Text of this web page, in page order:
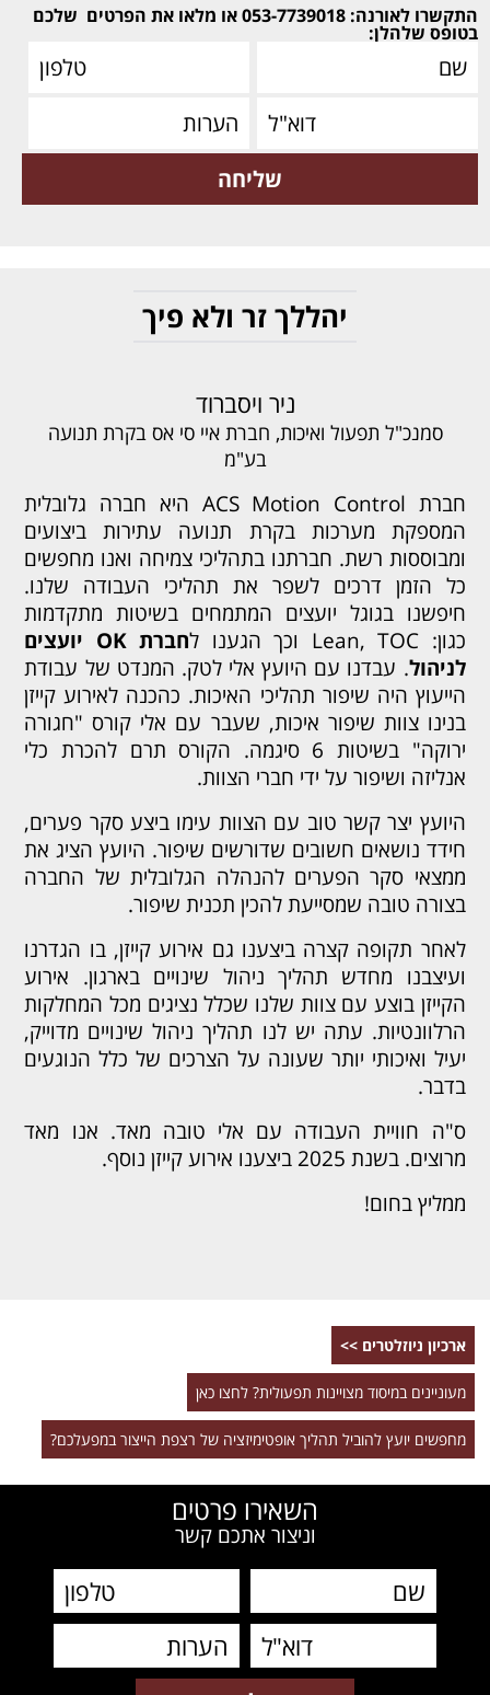
התקשרו לאורנה: 053-7739018 או מלאו את הפרטים שלכם
בטופס שלהלן:
יהללך זר ולא פיך
ניר ויסברוד
סמנכ"ל תפעול ואיכות, חברת איי סי אס בקרת תנועה
בע"מ
חברת ACS Motion Control היא חברה גלובלית
המספקת מערכות בקרת תנועה עתירות ביצועים
ומבוססות רשת. חברתנו בתהליכי צמיחה ואנו מחפשים
כל הזמן דרכים לשפר את תהליכי העבודה שלנו.
חיפשנו בגוגל יועצים המתמחים בשיטות מתקדמות
כגון: Lean, TOC וכך הגענו ל
חברתOK יועצים
לניהול. עבדנו עם היועץ אלי לטק. המנדט של עבודת
הייעוץ היה שיפור תהליכי האיכות. כהכנה לאירוע קייזן
בנינו צוות שיפור איכות, שעבר עם אלי קורס "חגורה
ירוקה" בשיטות 6 סיגמה. הקורס תרם להכרת כלי
אנליזה ושיפור על ידי חברי הצוות.
היועץ יצר קשר טוב עם הצוות עימו ביצע סקר פערים,
חידד נושאים חשובים שדורשים שיפור. היועץ הציג את
ממצאי סקר הפערים להנהלה הגלובלית של החברה
בצורה טובה שמסייעת להכין תכנית שיפור.
לאחר תקופה קצרה ביצענו גם אירוע קייזן, בו הגדרנו
ועיצבנו מחדש תהליך ניהול שינויים בארגון. אירוע
הקייזן בוצע עם צוות שלנו שכלל נציגים מכל המחלקות
הרלוונטיות. עתה יש לנו תהליך ניהול שינויים מדוייק,
יעיל ואיכותי יותר שעונה על הצרכים של כלל הנוגעים
בדבר.
ס"ה חוויית העבודה עם אלי טובה מאד. אנו מאד
מרוצים. בשנת 2025 ביצענו אירוע קייזן נוסף.
ממליץ בחום!
ארכיון ניוזלטרים >>
מעוניינים במיסוד מצויינות תפעולית? לחצו כאן
מחפשים יועץ להוביל תהליך אופטימיזציה של רצפת הייצור במפעלכם?
השאירו פרטים
וניצור אתכם קשר